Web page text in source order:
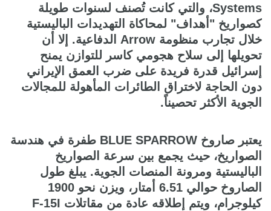
Systems، والتي كانت تُصنف لسنوات طويلة
كصواريخ "أهداف" لمحاكاة التهديدات الباليستية
خلال تجارب منظومة Arrow الدفاعية. إلا أن
تحويلها إلى سلاح هجومي كاسر للتوازن يمنح
إسرائيل قدرة فريدة على ضرب العمق الإيراني
دون الحاجة لاختراق الطائرات المأهولة للمجالات
الجوية الأكثر تحصيناً.
يعتبر صاروخ BLUE SPARROW طفرة في هندسة
الصواريخ، حيث يجمع بين سرعة الصواريخ
الباليستية ومرونة المنصات الجوية. يبلغ طول
الصاروخ حوالي 6.51 أمتار، ويزن نحو 1900
كيلوجرام، ويتم إطلاقه عادة من مقاتلات F-15I